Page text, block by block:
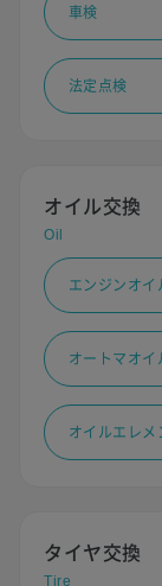
車検
法定点検
オイル交換
Oil
エンジンオイ
オートマオイ
オイルエレ
タイヤ交換
Tire